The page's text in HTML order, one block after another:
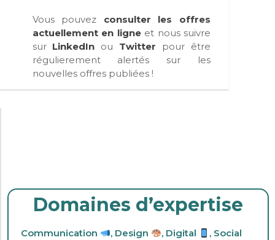
Vous pouvez consulter les offres
actuellement en ligneet nous suivre
sur LinkedIn ou Twitter pour être
régulierement alertés sur les
nouvelles offres publiées !
Domaines d’expertise
Communication , Design , Digital , Social